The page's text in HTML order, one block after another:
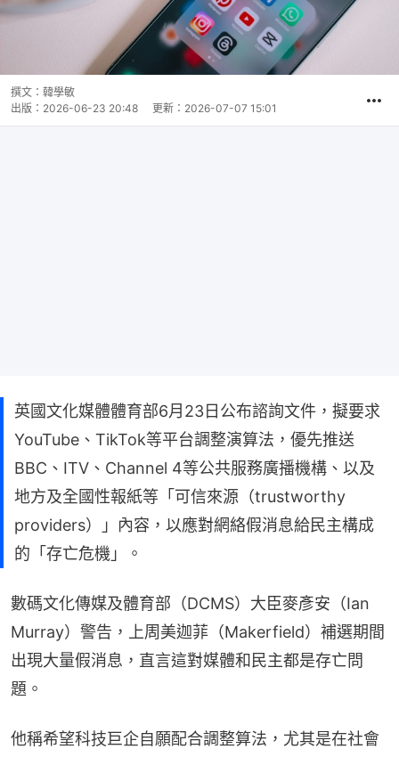
撰文： 韓學敏
出版： 2026-06-23 20:48 更新： 2026-07-07 15:01
英國文化媒體體育部6月23日公布諮詢文件，擬要求
YouTube、TikTok等平台調整演算法，優先推送
BBC、ITV、Channel 4等公共服務廣播機構、以及
地方及全國性報紙等「可信來源（trustworthy
providers）」內容，以應對網絡假消息給民主構成
的「存亡危機」。
數碼文化傳媒及體育部（DCMS）大臣麥彥安（Ian
Murray）警告，上周美迦菲（Makerfield）補選期間
出現大量假消息，直言這對媒體和民主都是存亡問
題。
他稱希望科技巨企自願配合調整算法，尤其是在社會